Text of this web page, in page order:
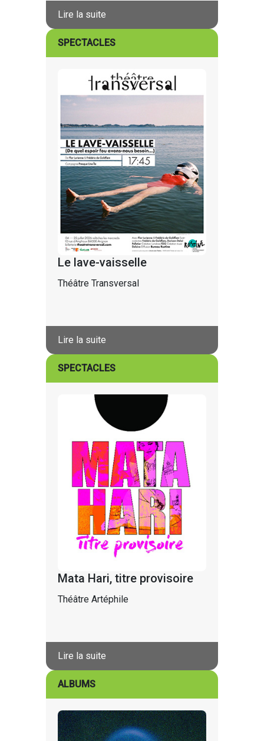
Lire la suite
SPECTACLES
Le lave-vaisselle
Théâtre Transversal
Lire la suite
SPECTACLES
Mata Hari, titre provisoire
Théâtre Artéphile
Lire la suite
ALBUMS